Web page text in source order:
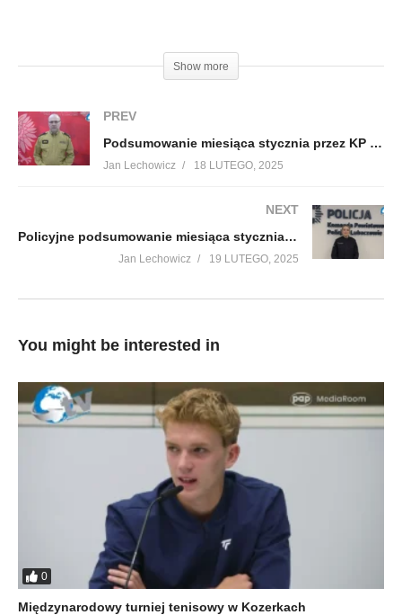
Show more
PREV
Podsumowanie miesiąca stycznia przez KP PSP w Lubaczowie
Jan Lechowicz 18 LUTEGO, 2025
NEXT
Policyjne podsumowanie miesiąca stycznia w powiecie
Jan Lechowicz 19 LUTEGO, 2025
You might be interested in
0
Międzynarodowy turniej tenisowy w Kozerkach